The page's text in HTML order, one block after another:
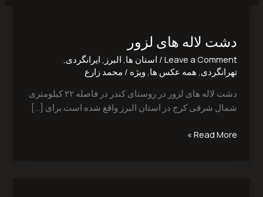
دشت لاله های لزور‎
Leave a Comment
/ استان ها البرز ایرانگردی
تهرانگردی همه عکس ها ویژه / محمد زارع
دشت لاله های لزور در روستای کندر در فاصله ۲۲ کیلومتری
شمال شرقی کرج در استان البرز واقع شده است.برای […]
های
لزور‎
Read More »